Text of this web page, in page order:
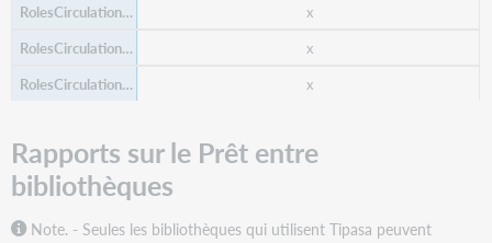
x
x
x
Rapports sur le Prêt entre
bibliothèques
Note. - Seules les bibliothèques qui utilisent Tipasa peuvent